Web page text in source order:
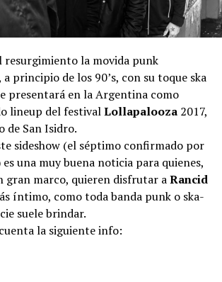
resurgimiento la movida punk
principio de los 90’s, con su toque ska
presentará en la Argentina como
lineup del festivalLollapalooza2017,
de San Isidro.
sideshow (el séptimo confirmado por
una muy buena noticia para quienes,
gran marco, quieren disfrutar aRancid
íntimo, como toda banda punk o ska-
suele brindar.
la siguiente info: